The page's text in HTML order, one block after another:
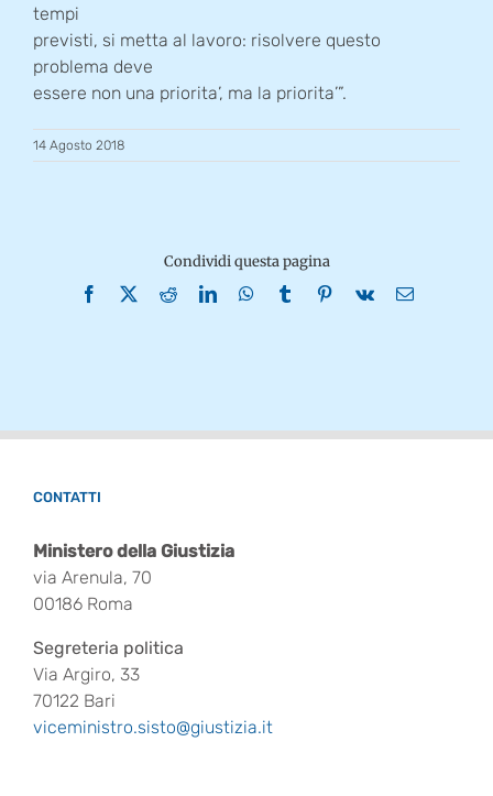
tempi
previsti, si metta al lavoro: risolvere questo
problema deve
essere non una priorita’, ma la priorita’”.
14 Agosto 2018
Condividi questa pagina
Facebook
X RedditLinkedInWhatsApp
TumblrPinterest
Vk Email
CONTATTI
Ministero della Giustizia
via Arenula, 70
00186 Roma
Segreteria politica
Via Argiro, 33
70122 Bari
viceministro.sisto@giustizia.it